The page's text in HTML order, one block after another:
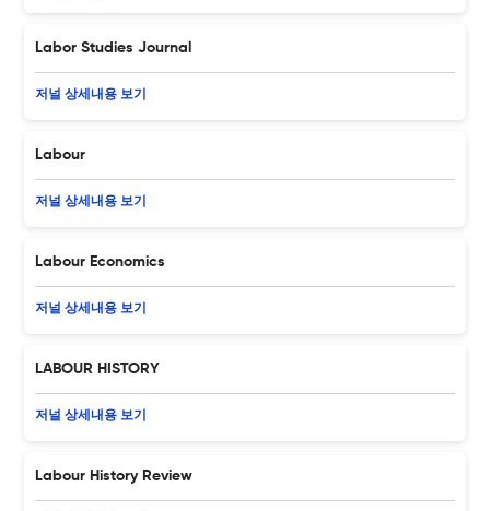
Labor Studies Journal
저널 상세내용 보기
Labour
저널 상세내용 보기
Labour Economics
저널 상세내용 보기
LABOUR HISTORY
저널 상세내용 보기
Labour History Review